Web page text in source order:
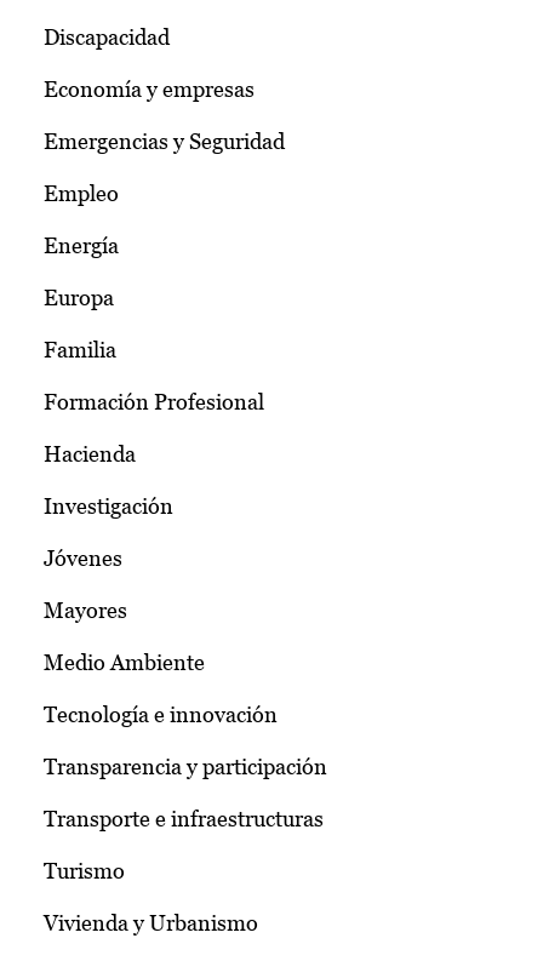
Discapacidad
Economía y empresas
Emergencias y Seguridad
Empleo
Energía
Europa
Familia
Formación Profesional
Hacienda
Investigación
Jóvenes
Mayores
Medio Ambiente
Tecnología e innovación
Transparencia y participación
Transporte e infraestructuras
Turismo
Vivienda y Urbanismo